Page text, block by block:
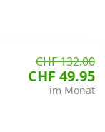
CHF 132.00
CHF 49.95
im Monat